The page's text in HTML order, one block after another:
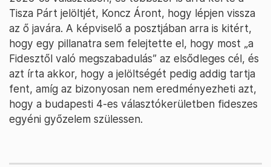
Tisza Párt jelöltjét, Koncz Áront, hogy lépjen vissza
az ő javára. A képviselő a posztjában arra is kitért,
hogy egy pillanatra sem felejtette el, hogy most „a
Fidesztől való megszabadulás” az elsődleges cél, és
azt írta akkor, hogy a jelöltségét pedig addig tartja
fent, amíg az bizonyosan nem eredményezheti azt,
hogy a budapesti 4-es választókerületben fideszes
egyéni győzelem szülessen.